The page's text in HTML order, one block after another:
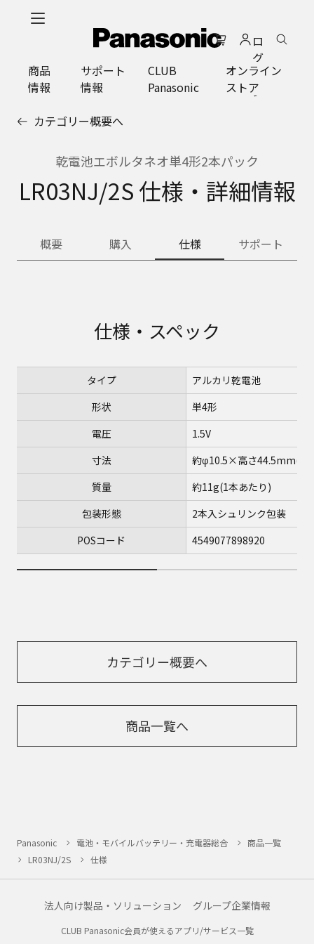
ロ
グ
イ
ン
商品
情報
サポート
情報
CLUB
Panasonic
オンライン
ストア
カテゴリー概要へ
乾電池エボルタネオ単4形2本パック
LR03NJ/2S 仕様・詳細情報
概要 購入 仕様 サポート
仕様・スペック
タイプ
アルカリ乾電池
形状
単4形
電圧
1.5V
寸法
約φ10.5×高さ44.5mm(1
質量
約11g(1本あたり)
包装形態
2本入シュリンク包装
POSコード
4549077898920
カテゴリー概要へ
商品一覧へ
Panasonic 電池・モバイルバッテリー・充電器総合
商品一覧
LR03NJ/2S
仕様
法人向け製品・ソリューション グループ企業情報
CLUB Panasonic会員が使えるアプリ/サービス一覧